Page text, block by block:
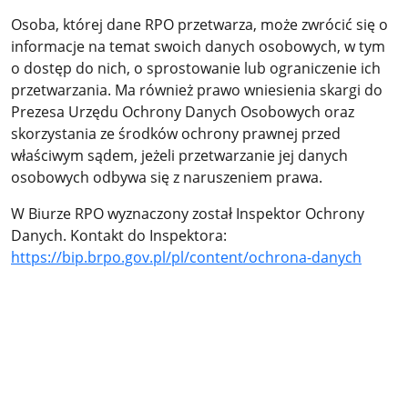
Osoba, której dane RPO przetwarza, może zwrócić się o
informacje na temat swoich danych osobowych, w tym
o dostęp do nich, o sprostowanie lub ograniczenie ich
przetwarzania. Ma również prawo wniesienia skargi do
Prezesa Urzędu Ochrony Danych Osobowych oraz
skorzystania ze środków ochrony prawnej przed
właściwym sądem, jeżeli przetwarzanie jej danych
osobowych odbywa się z naruszeniem prawa.
W Biurze RPO wyznaczony został Inspektor Ochrony
Danych. Kontakt do Inspektora:
https://bip.brpo.gov.pl/pl/content/ochrona-danych